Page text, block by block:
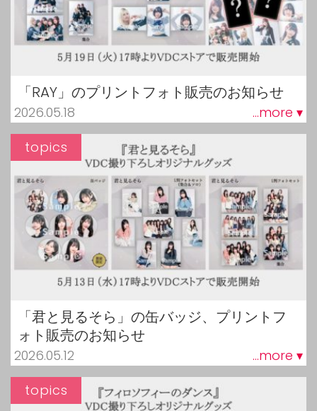
「RAY」のプリントフォト販売のお知らせ
2026.05.18 ...more ▾
「君と見るそら」の缶バッジ、プリントフ
ォト販売のお知らせ
2026.05.12 ...more ▾
topics
topics